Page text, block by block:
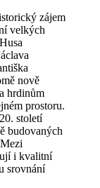
zájem
velkých
nově
hrdinům
prostoru.
století
budovaných
i kvalitní
srovnání